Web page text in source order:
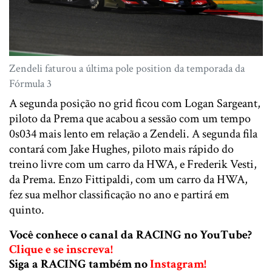
Zendeli faturou a última pole position da temporada da
Fórmula 3
A segunda posição no grid ficou com Logan Sargeant,
piloto da Prema que acabou a sessão com um tempo
0s034 mais lento em relação a Zendeli. A segunda fila
contará com Jake Hughes, piloto mais rápido do
treino livre com um carro da HWA, e Frederik Vesti,
da Prema. Enzo Fittipaldi, com um carro da HWA,
fez sua melhor classificação no ano e partirá em
quinto.
Você conhece o canal da RACING no YouTube?
Clique e se inscreva!
Siga a RACING também noInstagram!